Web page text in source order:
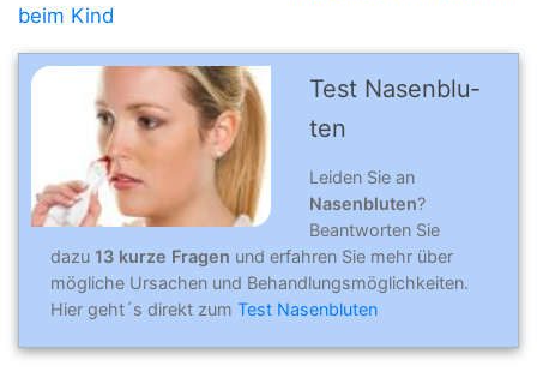
beim Kind
Test Nasenblu­
ten
Leiden Sie an
Nasenbluten?
Beantworten Sie
dazu 13 kurze Fragen und erfahren Sie mehr über
mögliche Ursachen und Behandlungsmöglichkeiten.
Hier geht´s direkt zum Test Nasenbluten